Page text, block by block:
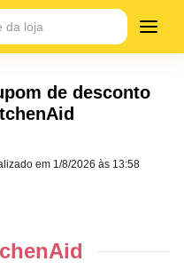
de desconto
em 1/8/2026 às 13:58